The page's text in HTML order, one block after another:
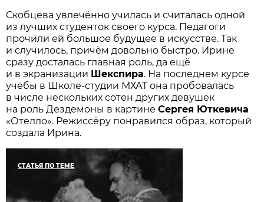
Скобцева увлечённо училась и считалась одной
из лучших студенток своего курса. Педагоги
прочили ей большое будущее в искусстве. Так
и случилось, причём довольно быстро. Ирине
сразу досталась главная роль, да ещё
и в экранизации Шекспира. На последнем курсе
учёбы в Школе-студии МХАТ она пробовалась
в числе нескольких сотен других девушек
на роль Дездемоны в картинеСергея Юткевича
«Отелло». Режиссёру понравился образ, который
создала Ирина.
СТАТЬЯ ПО ТЕМЕ